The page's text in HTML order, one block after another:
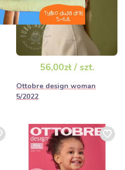
56,00zł / szt.
Ottobre design woman
5/2022